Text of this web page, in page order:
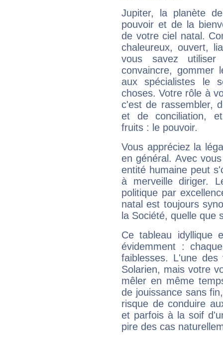
Jupiter, la planète
pouvoir et de la
de votre ciel natal.
chaleureux, ouvert,
vous savez
convaincre, gommer
aux spécialistes le
choses. Votre rôle à
c'est de rassembler,
et de conciliation,
fruits : le pouvoir.
Vous appréciez la
en général. Avec
entité humaine peut
à merveille diriger.
politique par
natal est toujours
la Société, quelle que
Ce tableau idyllique
évidemment :
faiblesses. L'une
Solarien, mais votre
mêler en même
de jouissance sans
risque de conduire
et parfois à la soif
pire des cas